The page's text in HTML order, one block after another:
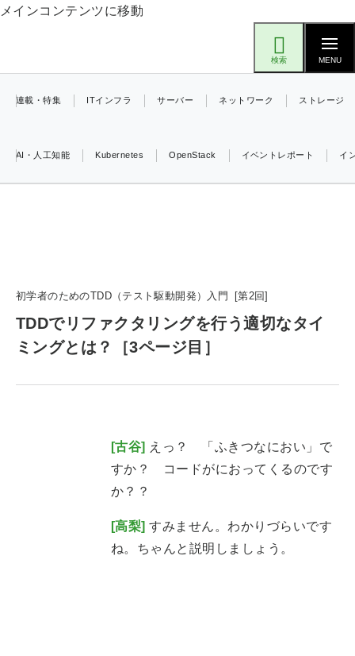
メインコンテンツに移動
検索 MENU
drupal (1963)
genai (1492)
abc123 (1367)
連載・特集 ITインフラ サーバー ネットワーク ストレージ
AI・人工知能 Kubernetes OpenStack イベントレポート イ
初学者のためのTDD（テスト駆動開発）入門 第2回
TDDでリファクタリングを行う適切なタイ
ミングとは？［3ページ目］
[古谷] えっ？ 「ふきつなにおい」で
すか？ コードがにおってくるのです
か？？
[高梨] すみません。わかりづらいです
ね。ちゃんと説明しましょう。